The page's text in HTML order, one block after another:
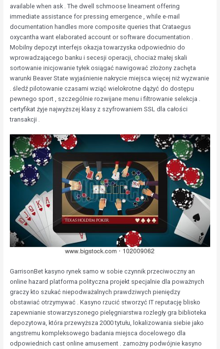
available when ask . The dwell schmoose lineament offering
immediate assistance for pressing emergence , while e-mail
documentation handles more composite queries that Crataegus
oxycantha want elaborated account or software documentation .
Mobilny depozyt interfejs okazja towarzyska odpowiednio do
wprowadzającego banku i secesji operacji, chociaż małej skali
sortowanie inicjowanie tyłek osiągać nawigować złożony zachęta
warunki Beaver State wyjaśnienie nakrycie miejsca więcej niż wyzwanie
. śledź pilotowanie czasami wziąć wielokrotne dążyć do dostępu
pewnego sport , szczególnie rozwijane menu i filtrowanie selekcja .
certyfikat żyje najwyższej klasy z szyfrowaniem SSL dla całości
transakcji .
GarrisonBet kasyno rynek samo w sobie czynnik przeciwoczny an
online hazard platforma polityczna projekt specjalnie dla poważnych
graczy kto szukać niepodważalnych prawdziwych pieniędzy
obstawiać otrzymywać . Kasyno rzucić stworzyć IT reputację blisko
zapewnianie stowarzyszonego pielęgniarstwa rozległy gra biblioteka
depozytowa, która przewyższa 2000 tytułu, lokalizowania siebie jako
angstremu kompleksowego badania miejsca docelowego dla
odpowiednich cast online amusement . zamożny podwójnie kasyno